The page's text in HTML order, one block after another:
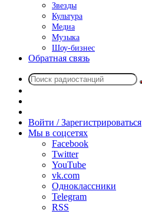
Звезды
Культура
Медиа
Музыка
Шоу-бизнес
Обратная связь
радио
Войти / Зарегистрироваться
Мы в соцсетях
Facebook
Twitter
YouTube
vk.com
Одноклассники
Telegram
RSS